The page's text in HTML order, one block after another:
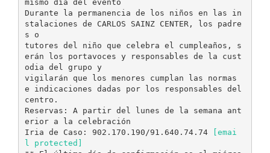
mismo día del evento
Durante la permanencia de los niños en las in
stalaciones de CARLOS SAINZ CENTER, los padre
s o
tutores del niño que celebra el cumpleaños, s
erán los portavoces y responsables de la cust
odia del grupo y
vigilarán que los menores cumplan las normas
e indicaciones dadas por los responsables del
centro.
Reservas: A partir del lunes de la semana ant
erior a la celebración
Iria de Caso: 902.170.190/91.640.74.74
[emai
l protected]